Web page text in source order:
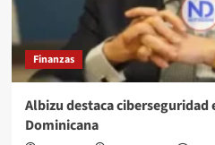
Finanzas
Albizu destaca ciberseguridad
Dominicana